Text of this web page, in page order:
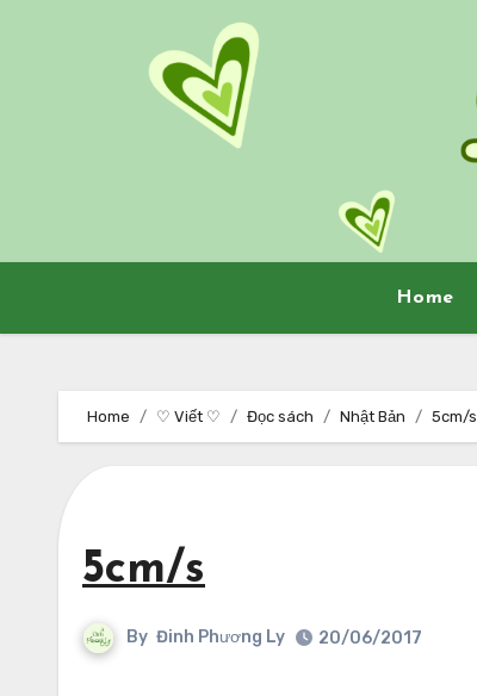
Home
Home ♡ Viết ♡ Đọc sách Nhật Bản 5cm/s
5cm/s
By Đinh Phương Ly 20/06/2017